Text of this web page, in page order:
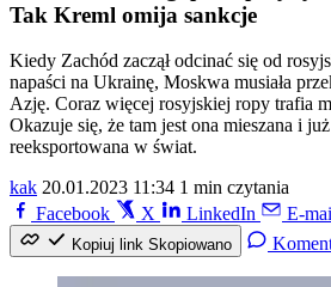
Tak Kreml omija sankcje
Kiedy Zachód zaczął odcinać się od
napaści na Ukrainę, Moskwa musiała
Azję. Coraz więcej rosyjskiej ropy trafia
Okazuje się, że tam jest ona mieszana i
reeksportowana w świat.
kak 20.01.2023 11:34 1 min czytania
Facebook
X LinkedIn E-
Kopiuj link Skopiowano